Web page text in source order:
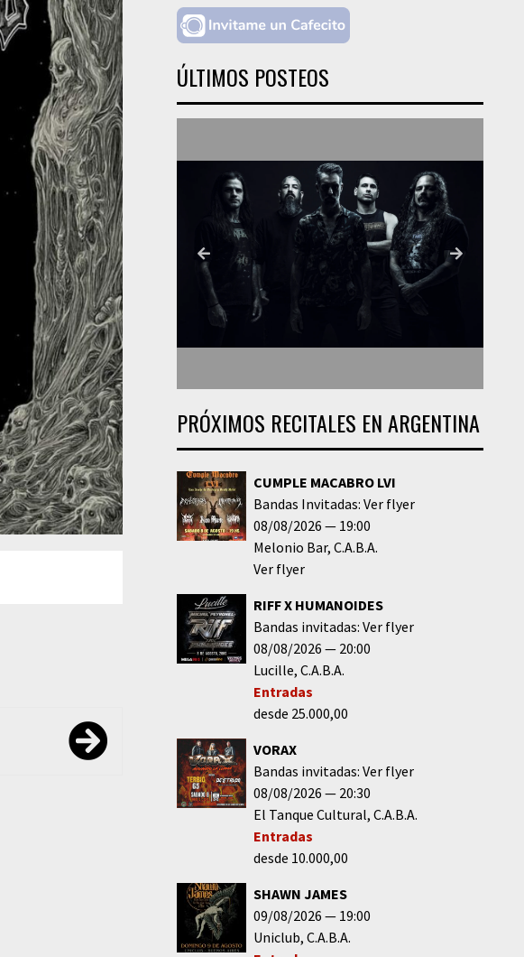
ÚLTIMOS POSTEOS
PRÓXIMOS RECITALES EN ARGENTINA
CUMPLE MACABRO LVI
Bandas Invitadas: Ver flyer
08/08/2026
19:00
Melonio Bar C.A.B.A.
Ver flyer
RIFF X HUMANOIDES
Bandas invitadas: Ver flyer
08/08/2026
20:00
Lucille C.A.B.A.
Entradas
desde 25.000,00
VORAX
Bandas invitadas: Ver flyer
08/08/2026
20:30
El Tanque Cultural C.A.B.A.
Entradas
desde 10.000,00
SHAWN JAMES
09/08/2026
19:00
Uniclub C.A.B.A.